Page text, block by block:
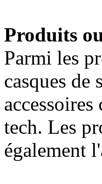
Produits
Parmi les
casques de
tech. Les
également